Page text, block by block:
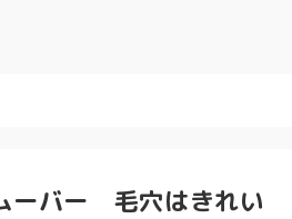
ーバー 毛穴はきれい